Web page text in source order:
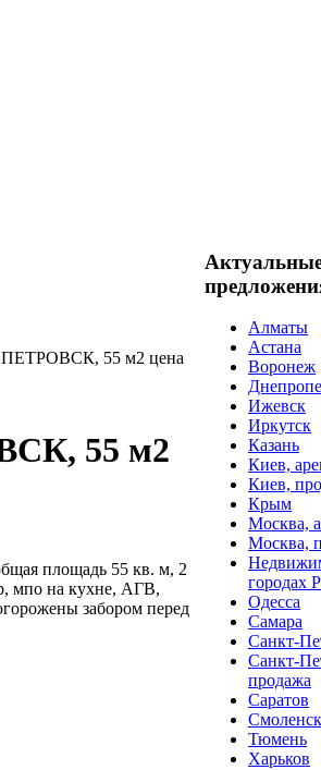
55 м2 цена
55 м2
площадь 55 кв. м, 2
мпо на кухне, АГВ,
забором перед
Алматы
Астана
Воронеж
Ижевск
Иркутск
Казань
Киев,
Киев,
Крым
Москва,
Москва,
городах
Одесса
Самара
Санкт-
Санкт-
продажа
Саратов
Смоленск
Тюмень
Харьков